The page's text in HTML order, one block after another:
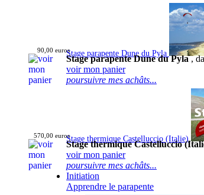
Stage parapente Dune du Pyla
90,00 euros
Stage parapente Dune du Pyla,
voir mon panier
poursuivre mes achâts...
Stage thermique Castelluccio (Italie)
570,00 euros
Stage thermique Castelluccio
voir mon panier
poursuivre mes achâts...
Initiation
Apprendre le parapente